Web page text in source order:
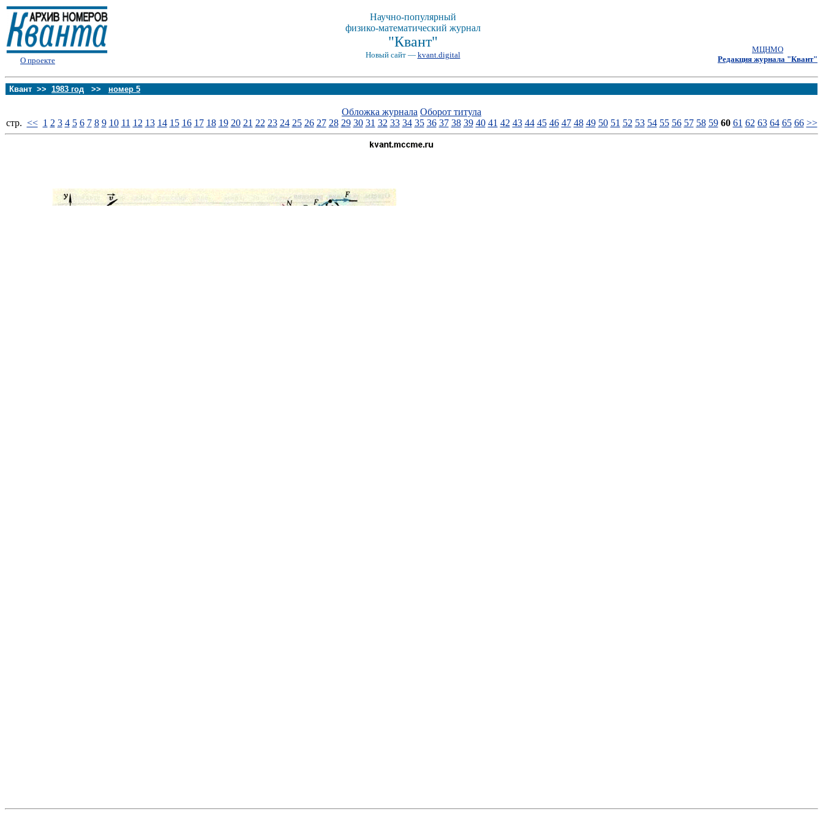
О проекте
Научно-популярный
физико-математический журнал
"Квант"
Новый сайт — kvant.digital
МЦНМО
Редакция журнала "Квант"
Квант >> 1983 год >> номер 5
Обложка журнала Оборот титула
стp. << 1 2 3 4 5 6 7 8 9 10 11 12 13 14 15 16 17 18 19 20 21 22 23 24 25 26 27 28 29 30 31 32 33 34 35 36 37 38 39 40 41 42 43 44 45 46 47 48 49 50 51 52 53 54 55 56 57 58 59 60 61 62 63 64 65 66 >>